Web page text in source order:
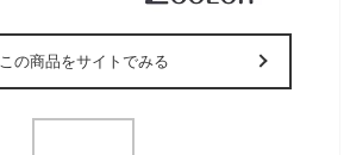
この商品をサイトでみる